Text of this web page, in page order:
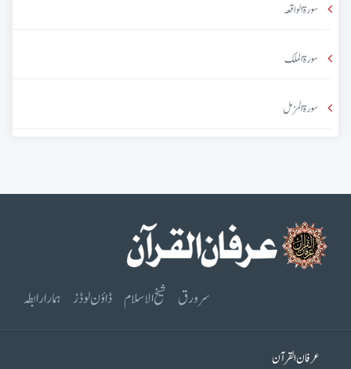
سورۃ الواقعہ
سورۃ الملک
سورۃ المزمل
سرورق شیخ الاسلام ڈاؤن لوڈز ہمارا رابطہ
عرفان القرآن